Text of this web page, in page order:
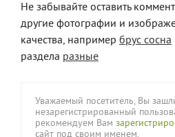
Не забывайте оставить
другие фотографии и
качества, например брус сосна
раздела разные
Уважаемый посетитель, Вы
незарегистрированный
рекомендуем Вам